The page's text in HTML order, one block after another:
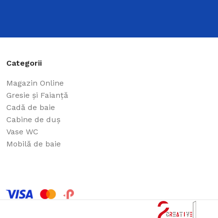
Categorii
Magazin Online
Gresie și Faianță
Cadă de baie
Cabine de duș
Vase WC
Mobilă de baie